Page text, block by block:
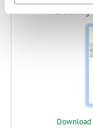
Handreiking
Download